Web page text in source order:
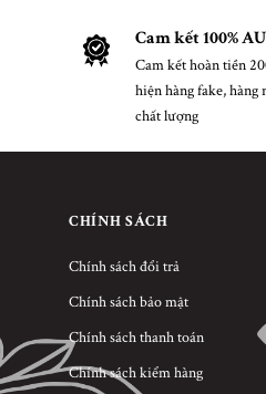
Cam kết 100%
Cam kết hoàn tiền
hiện hàng fake, hàng
chất lượng
CHÍNH SÁCH
Chính sách đổi trả
Chính sách bảo mật
Chính sách thanh toán
Chính sách kiểm hàng